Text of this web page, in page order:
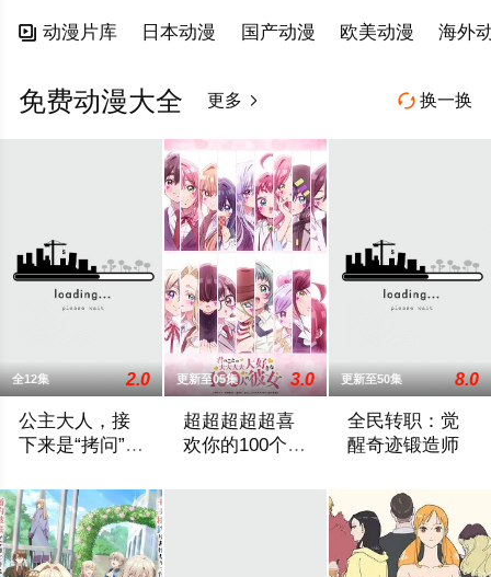
 动漫片库 日本动漫 国产动漫 欧美动漫 海外
 换一换
免费动漫大全 更多 
全12集 2.0
公主大人，接
下来是“拷问”时
更新至05集 3.0
超超超超超喜
欢你的100个女
更新至50集 8.0
全民转职：觉
醒奇迹锻造师